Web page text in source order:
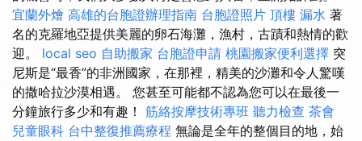
宜蘭外燴 高雄的台胞證辦理指南 台胞證照片 頂樓 漏水 著
名的克羅地亞提供美麗的卵石海灘，漁村，古蹟和熱情的歡
迎。 local seo 自助搬家 台胞證申請 桃園搬家便利選擇 突
尼斯是“最香”的非洲國家，在那裡，精美的沙灘和令人驚嘆
的撒哈拉沙漠相遇。 您甚至可能都不認為您可以在最後一
分鐘旅行多少和有趣！ 筋絡按摩技術專班 聽力檢查 茶會
兒童眼科 台中整復推薦療程 無論是全年的整個目的地，始